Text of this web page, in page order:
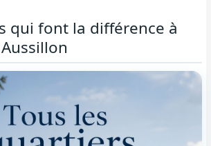
qui font la différence à